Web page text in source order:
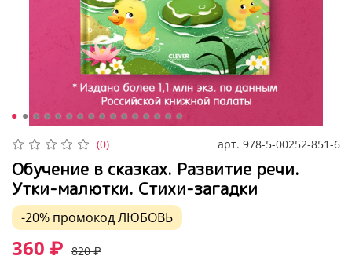
(0) арт. 978-5-00252-851-6
Обучение в сказках. Развитие речи.
Утки-малютки. Стихи-загадки
-20% промокодЛЮБОВЬ
360 ₽ 820 ₽